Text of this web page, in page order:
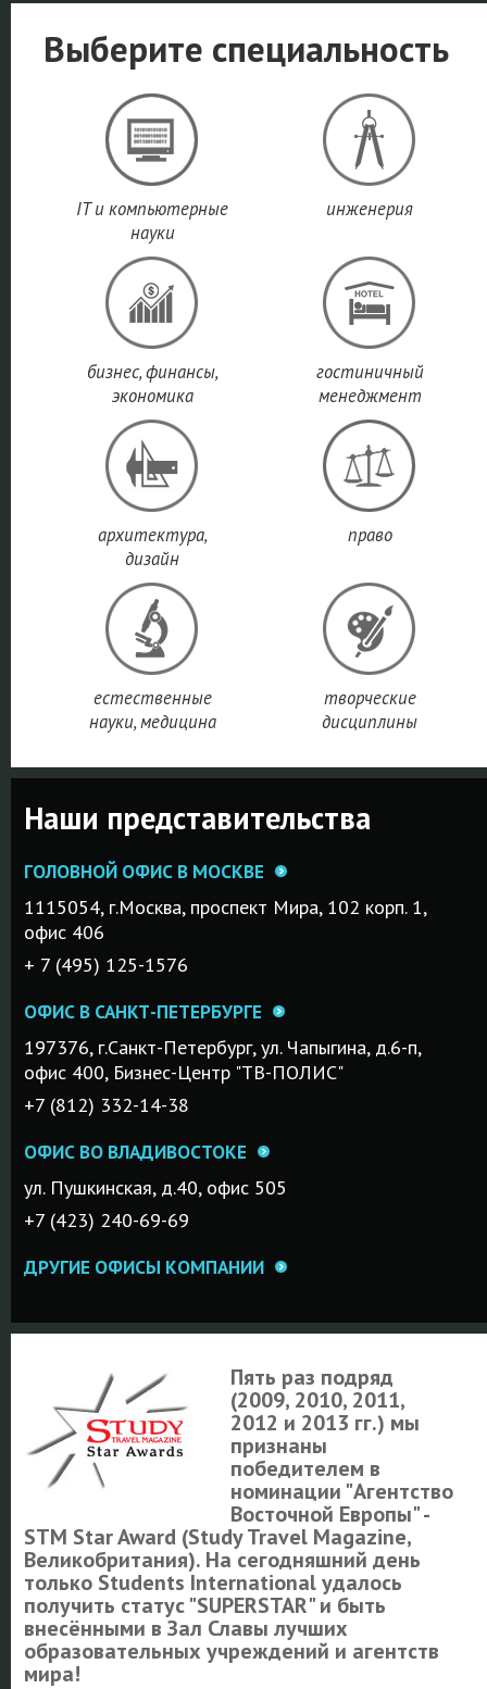
Выберите специальность
IT и компьютерные
науки
инженерия
бизнес, финансы,
экономика
гостиничный
менеджмент
архитектура,
дизайн
право
естественные
науки, медицина
творческие
дисциплины
Наши представительства
ГОЛОВНОЙ ОФИС В МОСКВЕ
1115054, г.Mосква, проспект Мира, 102 корп. 1,
офис 406
+ 7 (495) 125-1576
ОФИС В САНКТ-ПЕТЕРБУРГЕ
197376, г.Санкт-Петербург, ул. Чапыгина, д.6-п,
офис 400, Бизнес-Центр "ТВ-ПОЛИС"
+7 (812) 332-14-38
ОФИС ВО ВЛАДИВОСТОКЕ
ул. Пушкинская, д.40, офис 505
+7 (423) 240-69-69
ДРУГИЕ ОФИСЫ КОМПАНИИ
Пять раз подряд
(2009, 2010, 2011,
2012 и 2013 гг.) мы
признаны
победителем в
номинации "Агентство
Восточной Европы" -
STM Star Award (Study Travel Magazine,
Великобритания). На сегодняшний день
только Students International удалось
получить статус "SUPERSTAR" и быть
внесёнными в Зал Славы лучших
образовательных учреждений и агентств
мира!